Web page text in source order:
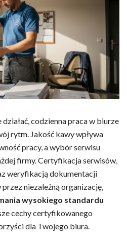
codzienna praca w biurze
rytm. Jakość kawy wpływa
pracy, a wybór serwisu
firmy. Certyfikacja serwisów,
weryfikacją dokumentacji
niezależną organizację,
wysokiego standardu
cechy certyfikowanego
dla Twojego biura.